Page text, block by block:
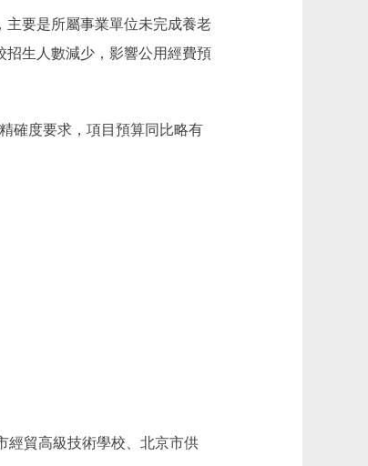
主要是所屬事業單位未完成養老
招生人數減少，影響公用經費預
確度要求，項目預算同比略有
貿高級技術學校、北京市供